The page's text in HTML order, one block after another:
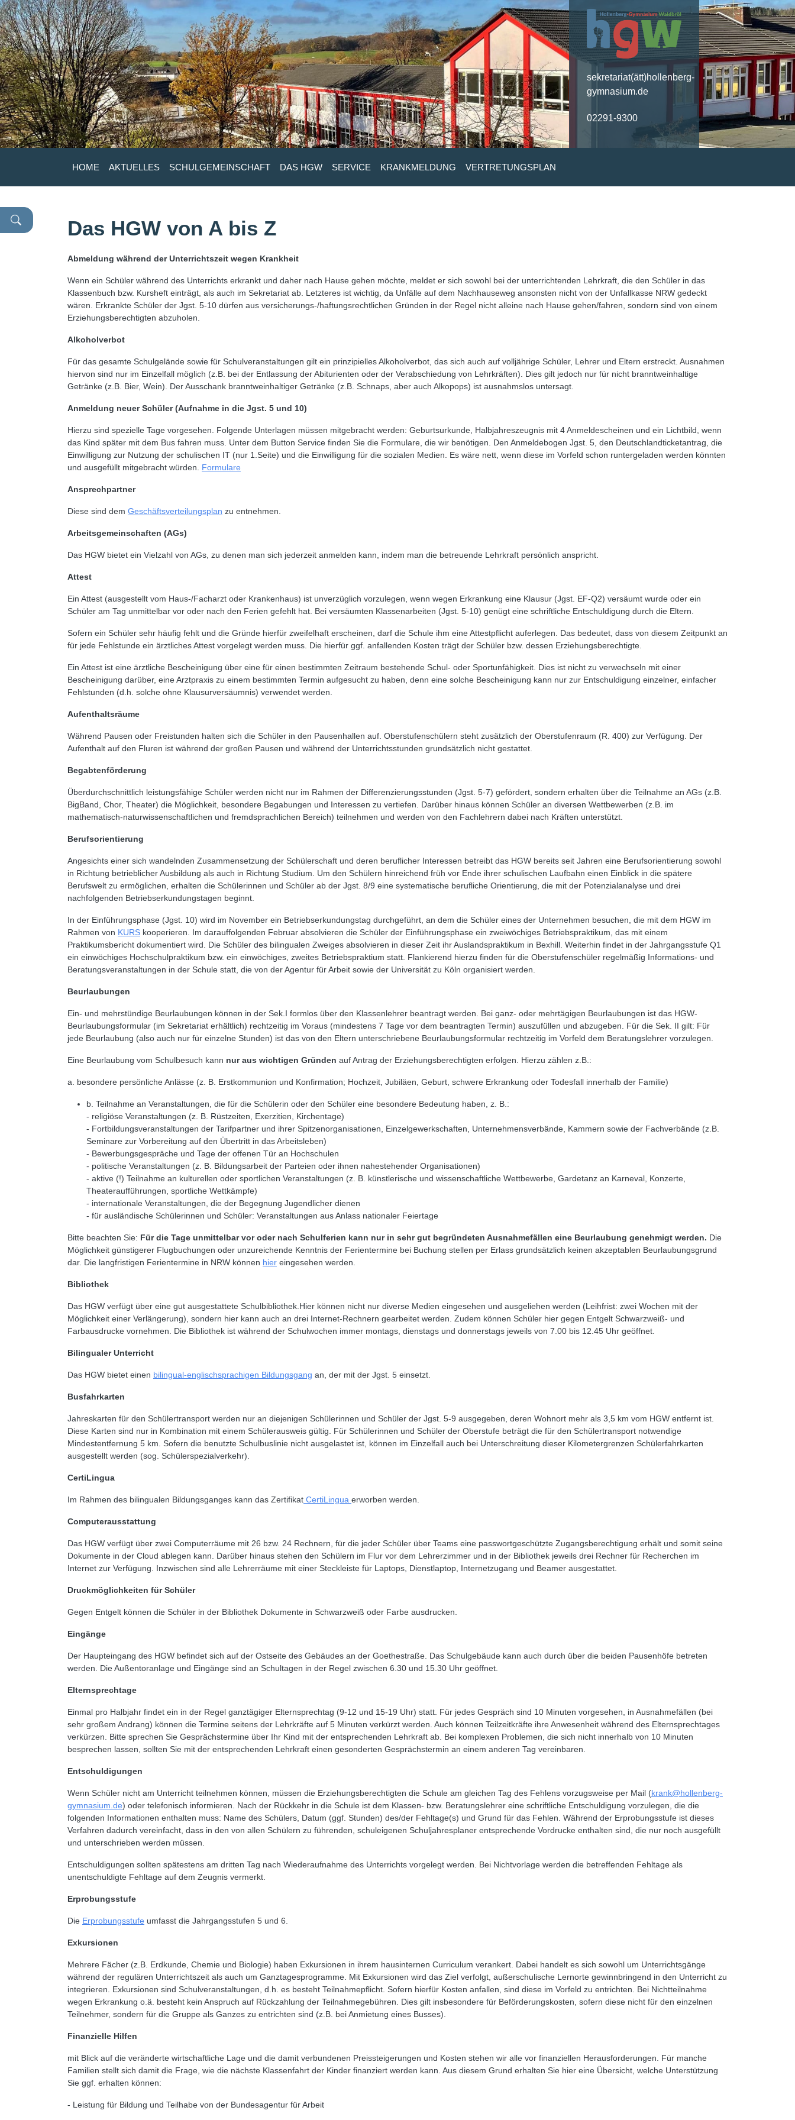
sekretariat(ätt)hollenberg-
gymnasium.de
02291-9300
HOME AKTUELLES SCHULGEMEINSCHAFT DAS HGW SERVICE KRANKMELDUNG VERTRETUNGSPLAN
Das HGW von A bis Z
Abmeldung während der Unterrichtszeit wegen Krankheit
Wenn ein Schüler während des Unterrichts erkrankt und daher nach Hause gehen möchte, meldet er sich sowohl bei der unterrichtenden Lehrkraft, die den Schüler in das
Klassenbuch bzw. Kursheft einträgt, als auch im Sekretariat ab. Letzteres ist wichtig, da Unfälle auf dem Nachhauseweg ansonsten nicht von der Unfallkasse NRW gedeckt
wären. Erkrankte Schüler der Jgst. 5-10 dürfen aus versicherungs-/haftungsrechtlichen Gründen in der Regel nicht alleine nach Hause gehen/fahren, sondern sind von einem
Erziehungsberechtigten abzuholen.
Alkoholverbot
Für das gesamte Schulgelände sowie für Schulveranstaltungen gilt ein prinzipielles Alkoholverbot, das sich auch auf volljährige Schüler, Lehrer und Eltern erstreckt. Ausnahmen
hiervon sind nur im Einzelfall möglich (z.B. bei der Entlassung der Abiturienten oder der Verabschiedung von Lehrkräften). Dies gilt jedoch nur für nicht branntweinhaltige
Getränke (z.B. Bier, Wein). Der Ausschank branntweinhaltiger Getränke (z.B. Schnaps, aber auch Alkopops) ist ausnahmslos untersagt.
Anmeldung neuer Schüler (Aufnahme in die Jgst. 5 und 10)
Hierzu sind spezielle Tage vorgesehen. Folgende Unterlagen müssen mitgebracht werden: Geburtsurkunde, Halbjahreszeugnis mit 4 Anmeldescheinen und ein Lichtbild, wenn
das Kind später mit dem Bus fahren muss. Unter dem Button Service finden Sie die Formulare, die wir benötigen. Den Anmeldebogen Jgst. 5, den Deutschlandticketantrag, die
Einwilligung zur Nutzung der schulischen IT (nur 1.Seite) und die Einwilligung für die sozialen Medien. Es wäre nett, wenn diese im Vorfeld schon runtergeladen werden könnten
und ausgefüllt mitgebracht würden. Formulare
Ansprechpartner
Diese sind dem Geschäftsverteilungsplan zu entnehmen.
Arbeitsgemeinschaften (AGs)
Das HGW bietet ein Vielzahl von AGs, zu denen man sich jederzeit anmelden kann, indem man die betreuende Lehrkraft persönlich anspricht.
Attest
Ein Attest (ausgestellt vom Haus-/Facharzt oder Krankenhaus) ist unverzüglich vorzulegen, wenn wegen Erkrankung eine Klausur (Jgst. EF-Q2) versäumt wurde oder ein
Schüler am Tag unmittelbar vor oder nach den Ferien gefehlt hat. Bei versäumten Klassenarbeiten (Jgst. 5-10) genügt eine schriftliche Entschuldigung durch die Eltern.
Sofern ein Schüler sehr häufig fehlt und die Gründe hierfür zweifelhaft erscheinen, darf die Schule ihm eine Attestpflicht auferlegen. Das bedeutet, dass von diesem Zeitpunkt an
für jede Fehlstunde ein ärztliches Attest vorgelegt werden muss. Die hierfür ggf. anfallenden Kosten trägt der Schüler bzw. dessen Erziehungsberechtigte.
Ein Attest ist eine ärztliche Bescheinigung über eine für einen bestimmten Zeitraum bestehende Schul- oder Sportunfähigkeit. Dies ist nicht zu verwechseln mit einer
Bescheinigung darüber, eine Arztpraxis zu einem bestimmten Termin aufgesucht zu haben, denn eine solche Bescheinigung kann nur zur Entschuldigung einzelner, einfacher
Fehlstunden (d.h. solche ohne Klausurversäumnis) verwendet werden.
Aufenthaltsräume
Während Pausen oder Freistunden halten sich die Schüler in den Pausenhallen auf. Oberstufenschülern steht zusätzlich der Oberstufenraum (R. 400) zur Verfügung. Der
Aufenthalt auf den Fluren ist während der großen Pausen und während der Unterrichtsstunden grundsätzlich nicht gestattet.
Begabtenförderung
Überdurchschnittlich leistungsfähige Schüler werden nicht nur im Rahmen der Differenzierungsstunden (Jgst. 5-7) gefördert, sondern erhalten über die Teilnahme an AGs (z.B.
BigBand, Chor, Theater) die Möglichkeit, besondere Begabungen und Interessen zu vertiefen. Darüber hinaus können Schüler an diversen Wettbewerben (z.B. im
mathematisch-naturwissenschaftlichen und fremdsprachlichen Bereich) teilnehmen und werden von den Fachlehrern dabei nach Kräften unterstützt.
Berufsorientierung
Angesichts einer sich wandelnden Zusammensetzung der Schülerschaft und deren beruflicher Interessen betreibt das HGW bereits seit Jahren eine Berufsorientierung sowohl
in Richtung betrieblicher Ausbildung als auch in Richtung Studium. Um den Schülern hinreichend früh vor Ende ihrer schulischen Laufbahn einen Einblick in die spätere
Berufswelt zu ermöglichen, erhalten die Schülerinnen und Schüler ab der Jgst. 8/9 eine systematische berufliche Orientierung, die mit der Potenzialanalyse und drei
nachfolgenden Betriebserkundungstagen beginnt.
In der Einführungsphase (Jgst. 10) wird im November ein Betriebserkundungstag durchgeführt, an dem die Schüler eines der Unternehmen besuchen, die mit dem HGW im
Rahmen von KURS kooperieren. Im darauffolgenden Februar absolvieren die Schüler der Einführungsphase ein zweiwöchiges Betriebspraktikum, das mit einem
Praktikumsbericht dokumentiert wird. Die Schüler des bilingualen Zweiges absolvieren in dieser Zeit ihr Auslandspraktikum in Bexhill. Weiterhin findet in der Jahrgangsstufe Q1
ein einwöchiges Hochschulpraktikum bzw. ein einwöchiges, zweites Betriebspraktium statt. Flankierend hierzu finden für die Oberstufenschüler regelmäßig Informations- und
Beratungsveranstaltungen in der Schule statt, die von der Agentur für Arbeit sowie der Universität zu Köln organisiert werden.
Beurlaubungen
Ein- und mehrstündige Beurlaubungen können in der Sek.I formlos über den Klassenlehrer beantragt werden. Bei ganz- oder mehrtägigen Beurlaubungen ist das HGW-
Beurlaubungsformular (im Sekretariat erhältlich) rechtzeitig im Voraus (mindestens 7 Tage vor dem beantragten Termin) auszufüllen und abzugeben. Für die Sek. II gilt: Für
jede Beurlaubung (also auch nur für einzelne Stunden) ist das von den Eltern unterschriebene Beurlaubungsformular rechtzeitig im Vorfeld dem Beratungslehrer vorzulegen.
Eine Beurlaubung vom Schulbesuch kann nur aus wichtigen Gründen auf Antrag der Erziehungsberechtigten erfolgen. Hierzu zählen z.B.:
a. besondere persönliche Anlässe (z. B. Erstkommunion und Konfirmation; Hochzeit, Jubiläen, Geburt, schwere Erkrankung oder Todesfall innerhalb der Familie)
b. Teilnahme an Veranstaltungen, die für die Schülerin oder den Schüler eine besondere Bedeutung haben, z. B.:
- religiöse Veranstaltungen (z. B. Rüstzeiten, Exerzitien, Kirchentage)
- Fortbildungsveranstaltungen der Tarifpartner und ihrer Spitzenorganisationen, Einzelgewerkschaften, Unternehmensverbände, Kammern sowie der Fachverbände (z.B.
Seminare zur Vorbereitung auf den Übertritt in das Arbeitsleben)
- Bewerbungsgespräche und Tage der offenen Tür an Hochschulen
- politische Veranstaltungen (z. B. Bildungsarbeit der Parteien oder ihnen nahestehender Organisationen)
- aktive (!) Teilnahme an kulturellen oder sportlichen Veranstaltungen (z. B. künstlerische und wissenschaftliche Wettbewerbe, Gardetanz an Karneval, Konzerte,
Theateraufführungen, sportliche Wettkämpfe)
- internationale Veranstaltungen, die der Begegnung Jugendlicher dienen
- für ausländische Schülerinnen und Schüler: Veranstaltungen aus Anlass nationaler Feiertage
Bitte beachten Sie: Für die Tage unmittelbar vor oder nach Schulferien kann nur in sehr gut begründeten Ausnahmefällen eine Beurlaubung genehmigt werden. Die
Möglichkeit günstigerer Flugbuchungen oder unzureichende Kenntnis der Ferientermine bei Buchung stellen per Erlass grundsätzlich keinen akzeptablen Beurlaubungsgrund
dar. Die langfristigen Ferientermine in NRW können hier eingesehen werden.
Bibliothek
Das HGW verfügt über eine gut ausgestattete Schulbibliothek.Hier können nicht nur diverse Medien eingesehen und ausgeliehen werden (Leihfrist: zwei Wochen mit der
Möglichkeit einer Verlängerung), sondern hier kann auch an drei Internet-Rechnern gearbeitet werden. Zudem können Schüler hier gegen Entgelt Schwarzweiß- und
Farbausdrucke vornehmen. Die Bibliothek ist während der Schulwochen immer montags, dienstags und donnerstags jeweils von 7.00 bis 12.45 Uhr geöffnet.
Bilingualer Unterricht
Das HGW bietet einen bilingual-englischsprachigen Bildungsgang an, der mit der Jgst. 5 einsetzt.
Busfahrkarten
Jahreskarten für den Schülertransport werden nur an diejenigen Schülerinnen und Schüler der Jgst. 5-9 ausgegeben, deren Wohnort mehr als 3,5 km vom HGW entfernt ist.
Diese Karten sind nur in Kombination mit einem Schülerausweis gültig. Für Schülerinnen und Schüler der Oberstufe beträgt die für den Schülertransport notwendige
Mindestentfernung 5 km. Sofern die benutzte Schulbuslinie nicht ausgelastet ist, können im Einzelfall auch bei Unterschreitung dieser Kilometergrenzen Schülerfahrkarten
ausgestellt werden (sog. Schülerspezialverkehr).
CertiLingua
Im Rahmen des bilingualen Bildungsganges kann das Zertifikat CertiLingua erworben werden.
Computerausstattung
Das HGW verfügt über zwei Computerräume mit 26 bzw. 24 Rechnern, für die jeder Schüler über Teams eine passwortgeschützte Zugangsberechtigung erhält und somit seine
Dokumente in der Cloud ablegen kann. Darüber hinaus stehen den Schülern im Flur vor dem Lehrerzimmer und in der Bibliothek jeweils drei Rechner für Recherchen im
Internet zur Verfügung. Inzwischen sind alle Lehrerräume mit einer Steckleiste für Laptops, Dienstlaptop, Internetzugang und Beamer ausgestattet.
Druckmöglichkeiten für Schüler
Gegen Entgelt können die Schüler in der Bibliothek Dokumente in Schwarzweiß oder Farbe ausdrucken.
Eingänge
Der Haupteingang des HGW befindet sich auf der Ostseite des Gebäudes an der Goethestraße. Das Schulgebäude kann auch durch über die beiden Pausenhöfe betreten
werden. Die Außentoranlage und Eingänge sind an Schultagen in der Regel zwischen 6.30 und 15.30 Uhr geöffnet.
Elternsprechtage
Einmal pro Halbjahr findet ein in der Regel ganztägiger Elternsprechtag (9-12 und 15-19 Uhr) statt. Für jedes Gespräch sind 10 Minuten vorgesehen, in Ausnahmefällen (bei
sehr großem Andrang) können die Termine seitens der Lehrkräfte auf 5 Minuten verkürzt werden. Auch können Teilzeitkräfte ihre Anwesenheit während des Elternsprechtages
verkürzen. Bitte sprechen Sie Gesprächstermine über Ihr Kind mit der entsprechenden Lehrkraft ab. Bei komplexen Problemen, die sich nicht innerhalb von 10 Minuten
besprechen lassen, sollten Sie mit der entsprechenden Lehrkraft einen gesonderten Gesprächstermin an einem anderen Tag vereinbaren.
Entschuldigungen
Wenn Schüler nicht am Unterricht teilnehmen können, müssen die Erziehungsberechtigten die Schule am gleichen Tag des Fehlens vorzugsweise per Mail (krank@hollenberg-
gymnasium.de) oder telefonisch informieren. Nach der Rückkehr in die Schule ist dem Klassen- bzw. Beratungslehrer eine schriftliche Entschuldigung vorzulegen, die die
folgenden Informationen enthalten muss: Name des Schülers, Datum (ggf. Stunden) des/der Fehltage(s) und Grund für das Fehlen. Während der Erprobungsstufe ist dieses
Verfahren dadurch vereinfacht, dass in den von allen Schülern zu führenden, schuleigenen Schuljahresplaner entsprechende Vordrucke enthalten sind, die nur noch ausgefüllt
und unterschrieben werden müssen.
Entschuldigungen sollten spätestens am dritten Tag nach Wiederaufnahme des Unterrichts vorgelegt werden. Bei Nichtvorlage werden die betreffenden Fehltage als
unentschuldigte Fehltage auf dem Zeugnis vermerkt.
Erprobungsstufe
Die Erprobungsstufe umfasst die Jahrgangsstufen 5 und 6.
Exkursionen
Mehrere Fächer (z.B. Erdkunde, Chemie und Biologie) haben Exkursionen in ihrem hausinternen Curriculum verankert. Dabei handelt es sich sowohl um Unterrichtsgänge
während der regulären Unterrichtszeit als auch um Ganztagesprogramme. Mit Exkursionen wird das Ziel verfolgt, außerschulische Lernorte gewinnbringend in den Unterricht zu
integrieren. Exkursionen sind Schulveranstaltungen, d.h. es besteht Teilnahmepflicht. Sofern hierfür Kosten anfallen, sind diese im Vorfeld zu entrichten. Bei Nichtteilnahme
wegen Erkrankung o.ä. besteht kein Anspruch auf Rückzahlung der Teilnahmegebühren. Dies gilt insbesondere für Beförderungskosten, sofern diese nicht für den einzelnen
Teilnehmer, sondern für die Gruppe als Ganzes zu entrichten sind (z.B. bei Anmietung eines Busses).
Finanzielle Hilfen
mit Blick auf die veränderte wirtschaftliche Lage und die damit verbundenen Preissteigerungen und Kosten stehen wir alle vor finanziellen Herausforderungen. Für manche
Familien stellt sich damit die Frage, wie die nächste Klassenfahrt der Kinder finanziert werden kann. Aus diesem Grund erhalten Sie hier eine Übersicht, welche Unterstützung
Sie ggf. erhalten können:
- Leistung für Bildung und Teilhabe von der Bundesagentur für Arbeit